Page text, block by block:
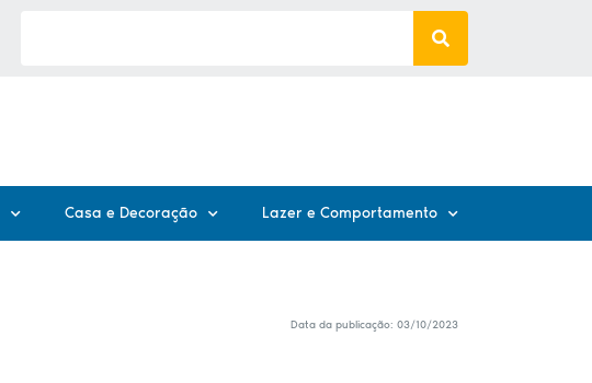
Casa e Decoração Lazer e Comportamento
Data da publicação: 03/10/2023